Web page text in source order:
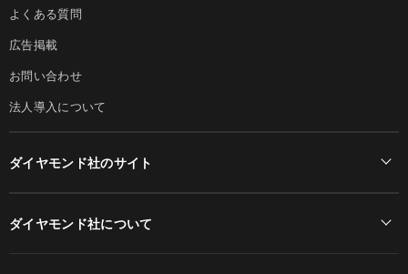
よくある質問
広告掲載
お問い合わせ
法人導入について
ダイヤモンド社のサイト
ダイヤモンド社について